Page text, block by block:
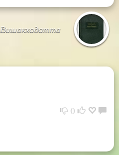
Вишакхадатта
0